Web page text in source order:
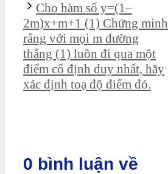
Cho hàm số y=(1–
2m)x+m+1 (1) Chứng minh
rằng với mọi m đường
thẳng (1) luôn đi qua một
điểm cố định duy nhất, hãy
xác định toạ độ điểm đó.
0 bình luận về